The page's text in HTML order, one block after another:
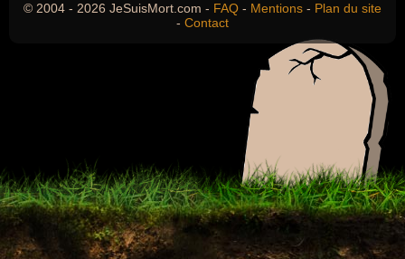
© 2004 - 2026 JeSuisMort.com - FAQ - Mentions - Plan du site
- Contact